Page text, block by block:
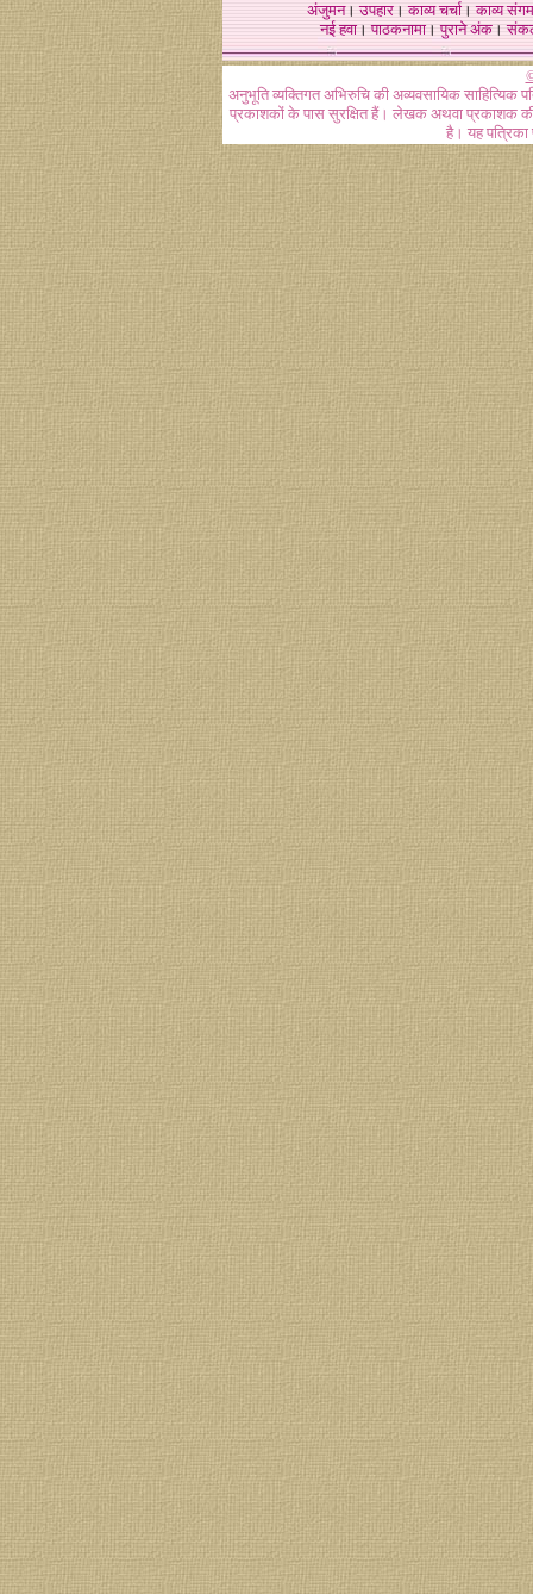
अंजुमन।उपहार।काव्य चर्चा।काव्य संगम
नई हवा। पाठकनामा। पुराने अंक।
अनुभूति व्यक्तिगत अभिरुचि की अव्यवसायिक
प्रकाशकों के पास सुरक्षित हैं। लेखक अथवा प्रकाशक की
है। यह पत्रिका